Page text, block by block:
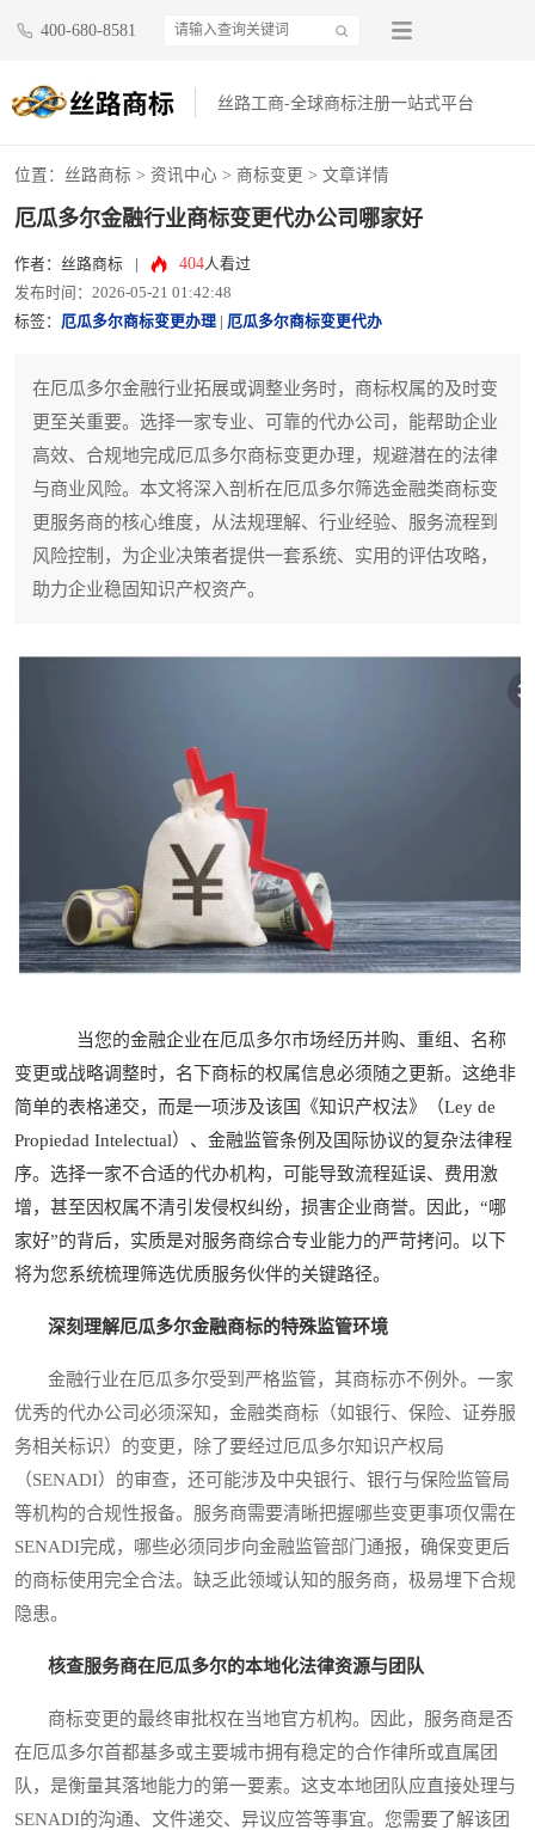
400-680-8581
丝路工商-全球商标注册一站式平台
位置： 丝路商标 > 资讯中心 > 商标变更 > 文章详情
厄瓜多尔金融行业商标变更代办公司哪家好
作者：丝路商标 404人看过
发布时间：2026-05-21 01:42:48
标签： 厄瓜多尔商标变更办理 厄瓜多尔商标变更代办
在厄瓜多尔金融行业拓展或调整业务时，商标权属的及时变
更至关重要。选择一家专业、可靠的代办公司，能帮助企业
高效、合规地完成厄瓜多尔商标变更办理，规避潜在的法律
与商业风险。本文将深入剖析在厄瓜多尔筛选金融类商标变
更服务商的核心维度，从法规理解、行业经验、服务流程到
风险控制，为企业决策者提供一套系统、实用的评估攻略，
助力企业稳固知识产权资产。
当您的金融企业在厄瓜多尔市场经历并购、重组、名称
变更或战略调整时，名下商标的权属信息必须随之更新。这绝非
简单的表格递交，而是一项涉及该国《知识产权法》（Ley de
Propiedad Intelectual）、金融监管条例及国际协议的复杂法律程
序。选择一家不合适的代办机构，可能导致流程延误、费用激
增，甚至因权属不清引发侵权纠纷，损害企业商誉。因此，“哪
家好”的背后，实质是对服务商综合专业能力的严苛拷问。以下
将为您系统梳理筛选优质服务伙伴的关键路径。
深刻理解厄瓜多尔金融商标的特殊监管环境
金融行业在厄瓜多尔受到严格监管，其商标亦不例外。一家
优秀的代办公司必须深知，金融类商标（如银行、保险、证券服
务相关标识）的变更，除了要经过厄瓜多尔知识产权局
（SENADI）的审查，还可能涉及中央银行、银行与保险监管局
等机构的合规性报备。服务商需要清晰把握哪些变更事项仅需在
SENADI完成，哪些必须同步向金融监管部门通报，确保变更后
的商标使用完全合法。缺乏此领域认知的服务商，极易埋下合规
隐患。
核查服务商在厄瓜多尔的本地化法律资源与团队
商标变更的最终审批权在当地官方机构。因此，服务商是否
在厄瓜多尔首都基多或主要城市拥有稳定的合作律所或直属团
队，是衡量其落地能力的第一要素。这支本地团队应直接处理与
SENADI的沟通、文件递交、异议应答等事宜。您需要了解该团